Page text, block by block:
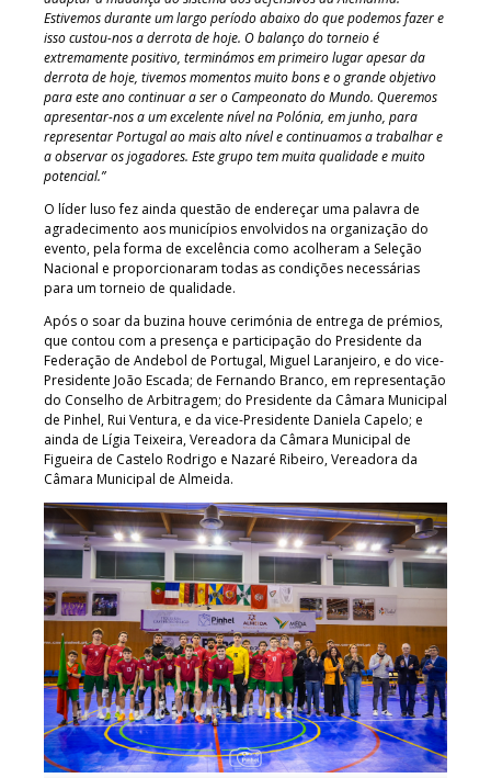
Estivemos durante um largo período abaixo do que podemos fazer e
isso custou-nos a derrota de hoje. O balanço do torneio é
extremamente positivo, terminámos em primeiro lugar apesar da
derrota de hoje, tivemos momentos muito bons e o grande objetivo
para este ano continuar a ser o Campeonato do Mundo. Queremos
apresentar-nos a um excelente nível na Polónia, em junho, para
representar Portugal ao mais alto nível e continuamos a trabalhar e
a observar os jogadores. Este grupo tem muita qualidade e muito
potencial.”
O líder luso fez ainda questão de endereçar uma palavra de
agradecimento aos municípios envolvidos na organização do
evento, pela forma de excelência como acolheram a Seleção
Nacional e proporcionaram todas as condições necessárias
para um torneio de qualidade.
Após o soar da buzina houve cerimónia de entrega de prémios,
que contou com a presença e participação do Presidente da
Federação de Andebol de Portugal, Miguel Laranjeiro, e do vice-
Presidente João Escada; de Fernando Branco, em representação
do Conselho de Arbitragem; do Presidente da Câmara Municipal
de Pinhel, Rui Ventura, e da vice-Presidente Daniela Capelo; e
ainda de Lígia Teixeira, Vereadora da Câmara Municipal de
Figueira de Castelo Rodrigo e Nazaré Ribeiro, Vereadora da
Câmara Municipal de Almeida.